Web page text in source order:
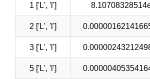
1 ['L', 'l']
2 ['L', 'l']
3 ['L', 'l']
5 ['L', 'l']